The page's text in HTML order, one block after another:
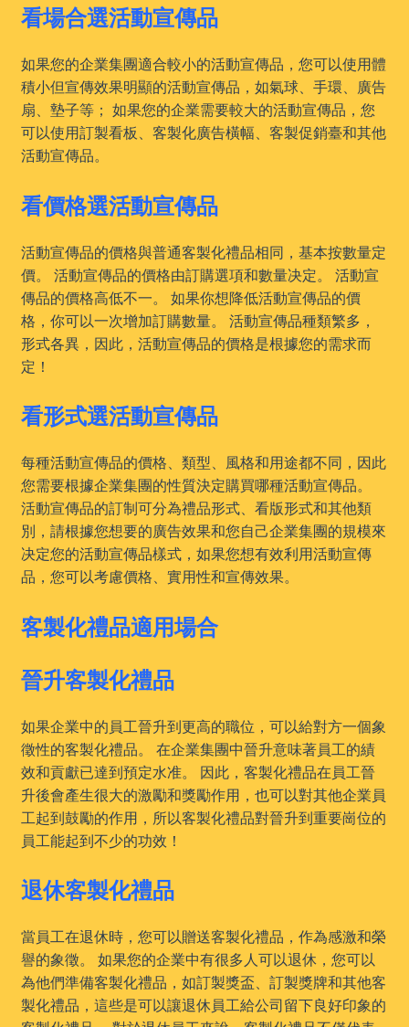
看場合選活動宣傳品
如果您的企業集團適合較小的活動宣傳品，您可以使用體
積小但宣傳效果明顯的活動宣傳品，如氣球、手環、廣告
扇、墊子等； 如果您的企業需要較大的活動宣傳品，您
可以使用訂製看板、客製化廣告橫幅、客製促銷臺和其他
活動宣傳品。
看價格選活動宣傳品
活動宣傳品的價格與普通客製化禮品相同，基本按數量定
價。 活動宣傳品的價格由訂購選項和數量决定。 活動宣
傳品的價格高低不一。 如果你想降低活動宣傳品的價
格，你可以一次增加訂購數量。 活動宣傳品種類繁多，
形式各異，因此，活動宣傳品的價格是根據您的需求而
定！
看形式選活動宣傳品
每種活動宣傳品的價格、類型、風格和用途都不同，因此
您需要根據企業集團的性質決定購買哪種活動宣傳品。
活動宣傳品的訂制可分為禮品形式、看版形式和其他類
別，請根據您想要的廣告效果和您自己企業集團的規模來
决定您的活動宣傳品樣式，如果您想有效利用活動宣傳
品，您可以考慮價格、實用性和宣傳效果。
客製化禮品適用場合
晉升客製化禮品
如果企業中的員工晉升到更高的職位，可以給對方一個象
徵性的客製化禮品。 在企業集團中晉升意味著員工的績
效和貢獻已達到預定水准。 因此，客製化禮品在員工晉
升後會產生很大的激勵和獎勵作用，也可以對其他企業員
工起到鼓勵的作用，所以客製化禮品對晉升到重要崗位的
員工能起到不少的功效！
退休客製化禮品
當員工在退休時，您可以贈送客製化禮品，作為感激和榮
譽的象徵。 如果您的企業中有很多人可以退休，您可以
為他們準備客製化禮品，如訂製獎盃、訂製獎牌和其他客
製化禮品，這些是可以讓退休員工給公司留下良好印象的